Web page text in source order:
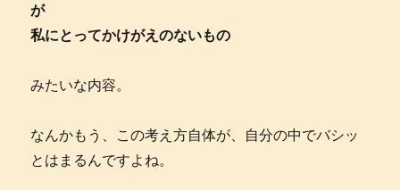
が
私にとってかけがえのないもの
みたいな内容。
なんかもう、この考え方自体が、自分の中でバシッ
とはまるんですよね。